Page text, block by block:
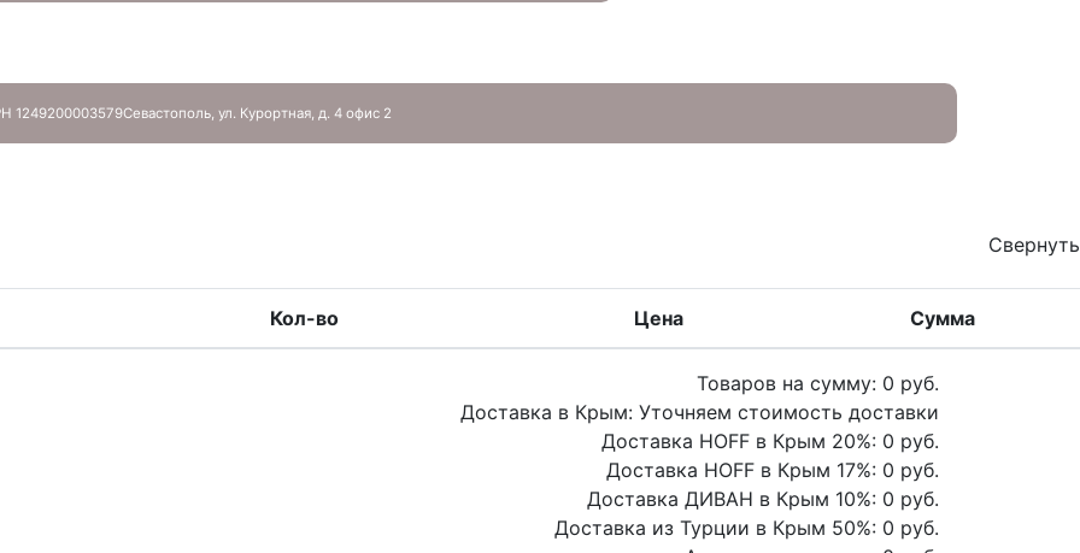
1249200003579Севастополь, ул. Курортная, д. 4 офис 2
Свернуть
Кол-во Цена Сумма
Товаров на сумму: 0 руб.
Доставка в Крым: Уточняем стоимость доставки
Доставка HOFF в Крым 20%: 0 руб.
Доставка HOFF в Крым 17%: 0 руб.
Доставка ДИВАН в Крым 10%: 0 руб.
Доставка из Турции в Крым 50%: 0 руб.